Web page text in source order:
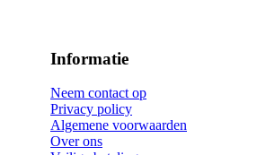
Informatie
Neem contact op
Privacy policy
Algemene voorwaarden
Over ons